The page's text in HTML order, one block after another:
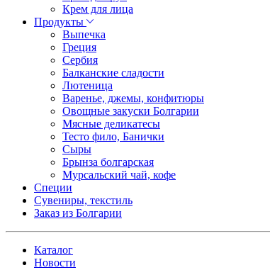
Крем для лица
Продукты
Выпечка
Греция
Сербия
Балканские сладости
Лютеница
Варенье, джемы, конфитюры
Овощные закуски Болгарии
Мясные деликатесы
Тесто фило, Банички
Сыры
Брынза болгарская
Мурсальский чай, кофе
Специи
Сувениры, текстиль
Заказ из Болгарии
Каталог
Новости